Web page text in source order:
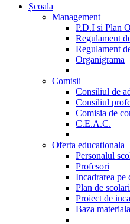
Școala
Management
P.D.I si Plan
Regulament
Regulament
Organigrama
Comisii
Consiliul de
Consiliul
Comisia de
C.E.A.C.
Oferta educationala
Personalul
Profesori
Incadrarea pe
Plan de
Proiect de
Baza materiala